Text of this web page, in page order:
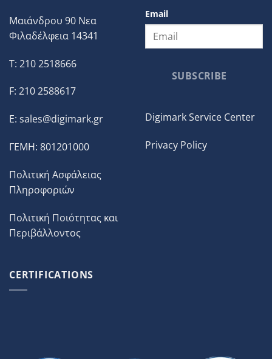
Μαιάνδρου 90 Νεα
Φιλαδέλφεια 14341
T: 210 2518666
F: 210 2588617
E: sales@digimark.gr
ΓΕΜΗ: 801201000
Πολιτική Ασφάλειας
Πληροφοριών
Πολιτική Ποιότητας και
Περιβάλλοντος
Email
SUBSCRIBE
Digimark Service Center
Privacy Policy
CERTIFICATIONS